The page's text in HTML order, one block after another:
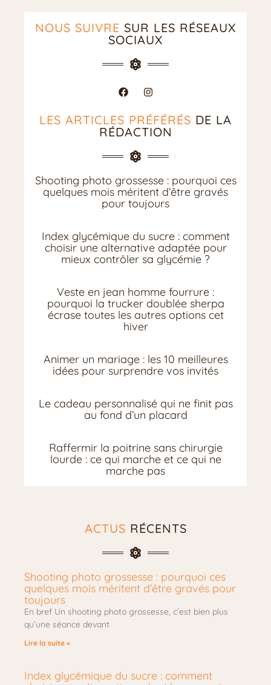
NOUS SUIVRE SUR LES RÉSEAUX
SOCIAUX
LES ARTICLES PRÉFÉRÉS DE LA
RÉDACTION
Shooting photo grossesse : pourquoi ces
quelques mois méritent d’être gravés
pour toujours
Index glycémique du sucre : comment
choisir une alternative adaptée pour
mieux contrôler sa glycémie ?
Veste en jean homme fourrure :
pourquoi la trucker doublée sherpa
écrase toutes les autres options cet
hiver
Animer un mariage : les 10 meilleures
idées pour surprendre vos invités
Le cadeau personnalisé qui ne finit pas
au fond d’un placard
Raffermir la poitrine sans chirurgie
lourde : ce qui marche et ce qui ne
marche pas
ACTUS RÉCENTS
Shooting photo grossesse : pourquoi ces
quelques mois méritent d’être gravés pour
toujours
En bref Un shooting photo grossesse, c’est bien plus
qu’une séance devant
Lire la suite »
Index glycémique du sucre : comment